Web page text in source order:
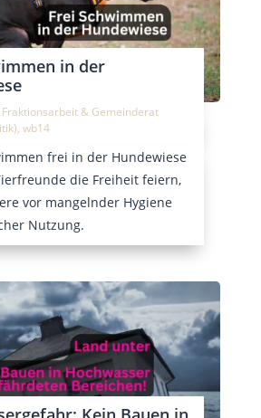
in der
Fraktionsarbeit & Gemeinderat
, wb14
frei in der Hundewiese
die Freiheit feiern,
vor mangelnder Hygiene
Nutzung.